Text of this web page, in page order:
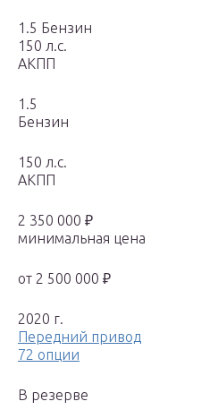
1.5 Бензин
150 л.с.
АКПП
1.5
Бензин
150 л.с.
АКПП
2 350 000 ₽
минимальная цена
от 2 500 000 ₽
2020 г.
Передний привод
72 опции
В резерве